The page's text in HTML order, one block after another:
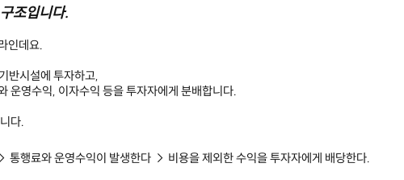
조입니다.
인데요.
반시설에 투자하고,
운영수익, 이자수익 등을 투자자에게 분배합니다.
다.
통행료와 운영수익이 발생한다 → 비용을 제외한 수익을 투자자에게 배당한다.